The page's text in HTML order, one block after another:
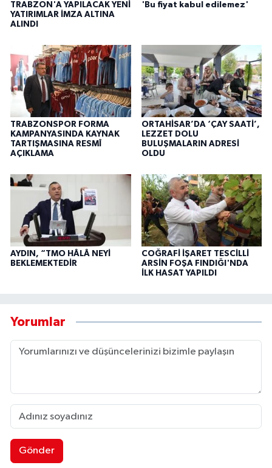
TRABZON'A YAPILACAK YENİ
YATIRIMLAR İMZA ALTINA
ALINDI
'Bu fiyat kabul edilemez'
TRABZONSPOR FORMA
KAMPANYASINDA KAYNAK
TARTIŞMASINA RESMÎ
AÇIKLAMA
ORTAHİSAR’DA ‘ÇAY SAATİ’,
LEZZET DOLU
BULUŞMALARIN ADRESİ
OLDU
AYDIN, “TMO HÂLÂ NEYİ
BEKLEMEKTEDİR
COĞRAFİ İŞARET TESCİLLİ
ARSİN FOŞA FINDIĞI'NDA
İLK HASAT YAPILDI
Yorumlar
Gönder